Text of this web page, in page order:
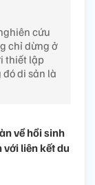
cứu
chỉ dừng ở
thiết lập
di sản là
về hồi sinh
với liên kết du